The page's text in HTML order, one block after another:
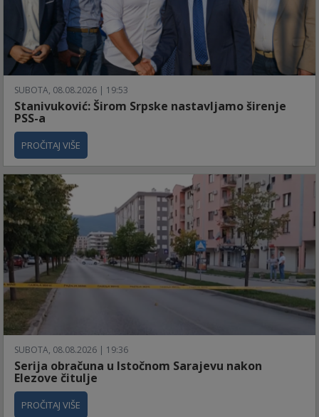
SUBOTA, 08.08.2026 | 19:53
Stanivuković: Širom Srpske nastavljamo širenje
PSS-a
PROČITAJ VIŠE
SUBOTA, 08.08.2026 | 19:36
Serija obračuna u Istočnom Sarajevu nakon
Elezove čitulje
PROČITAJ VIŠE